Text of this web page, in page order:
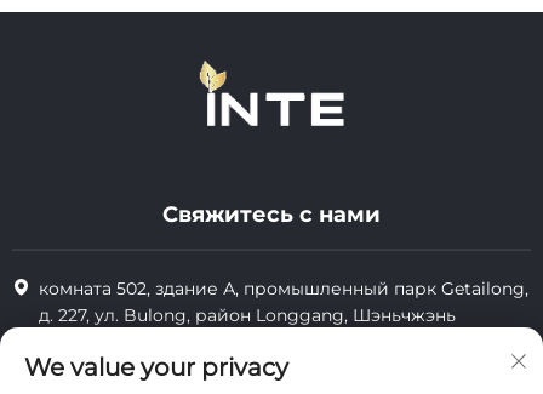
Свяжитесь с нами
комната 502, здание А, промышленный парк Getailong,
д. 227, ул. Bulong, район Longgang, Шэньчжэнь
+86-13823773549
We value your privacy